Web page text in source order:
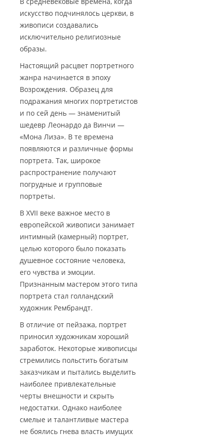
искусство подчинялось церкви, в
живописи создавались
исключительно религиозные
образы.
Настоящий расцвет портретного
жанра начинается в эпоху
Возрождения. Образец для
подражания многих портретистов
и по сей день — знаменитый
шедевр Леонардо да Винчи —
«Мона Лиза». В те времена
появляются и различные формы
портрета. Так, широкое
распространение получают
погрудные и групповые
портреты.
В XVII веке важное место в
европейской живописи занимает
интимный (камерный) портрет,
целью которого было показать
душевное состояние человека,
его чувства и эмоции.
Признанным мастером этого типа
портрета стал голландский
художник Рембрандт.
В отличие от пейзажа, портрет
приносил художникам хороший
заработок. Некоторые живописцы
стремились польстить богатым
заказчикам и пытались выделить
наиболее привлекательные
черты внешности и скрыть
недостатки. Однако наиболее
смелые и талантливые мастера
не боялись гнева власть имущих